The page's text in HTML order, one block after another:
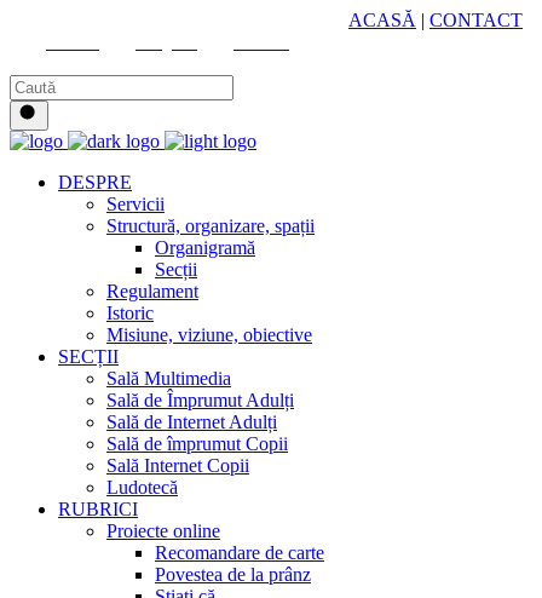
ACASĂ | CONTACT
DESPRE
Servicii
Structură, organizare, spații
Organigramă
Secții
Regulament
Istoric
Misiune, viziune, obiective
SECȚII
Sală Multimedia
Sală de Împrumut Adulți
Sală de Internet Adulți
Sală de împrumut Copii
Sală Internet Copii
Ludotecă
RUBRICI
Proiecte online
Recomandare de carte
Povestea de la prânz